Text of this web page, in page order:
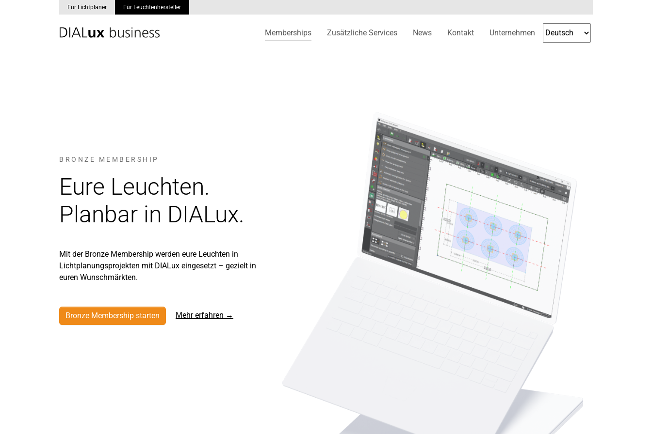
Für Lichtplaner Für Leuchtenhersteller
Memberships Zusätzliche Services News Kontakt Unternehmen
BRONZE MEMBERSHIP
Eure Leuchten.
Planbar in DIALux.
Mit der Bronze Membership werden eure Leuchten in
Lichtplanungsprojekten mit DIALux eingesetzt – gezielt in
euren Wunschmärkten.
Bronze Membership starten Mehr erfahren →